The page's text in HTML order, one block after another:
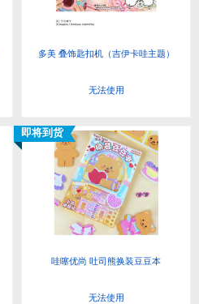
多美 叠饰匙扣机（吉伊卡哇主题）
无法使用
即将到货
哇噻优尚 吐司熊换装豆豆本
无法使用